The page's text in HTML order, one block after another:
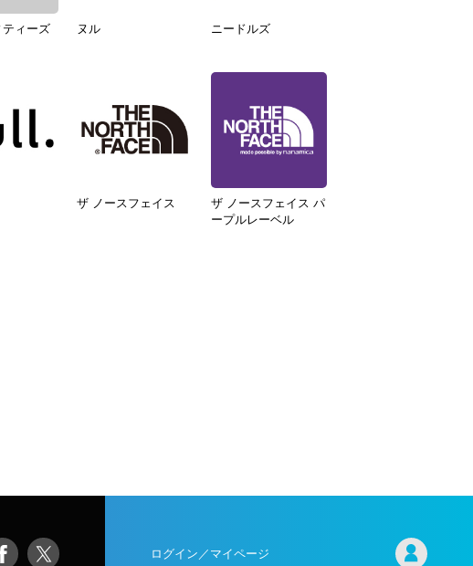
ティーズ ヌル ニードルズ
ザ ノースフェイス
ザ ノースフェイス パ
ープルレーベル
ログイン／マイページ